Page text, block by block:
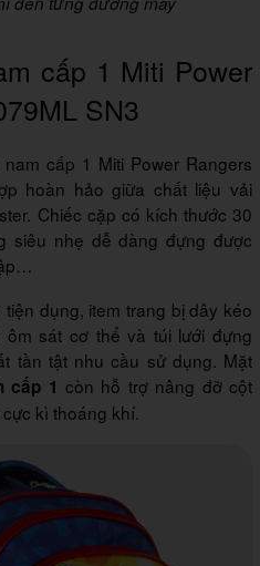
cấp 1 Miti Power
SN3
cấp 1 Miti Power Rangers
hoàn hảo giữa chất liệu vải
Chiếc cặp có kích thước 30
siêu nhẹ dễ dàng đựng được
dụng, item trang bị dây kéo
sát cơ thể và túi lưới đựng
tần tật nhu cầu sử dụng. Mặt
cấp 1 còn hỗ trợ nâng đỡ cột
kì thoáng khí.